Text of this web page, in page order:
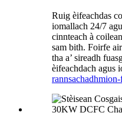
Ruig èifeachdas
iomallach 24/7
cinnteach à
sam bith. Foirfe
tha a’ sireadh
èifeachdach agus
rannsachadhmion-